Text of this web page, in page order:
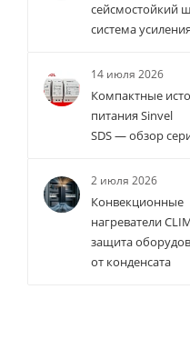
сейсмостойкий
система
14 июля 2026
Компактные
питания Sinvel
SDS — обзор
2 июля 2026
Конвекционные
нагреватели
защита
от конденсата